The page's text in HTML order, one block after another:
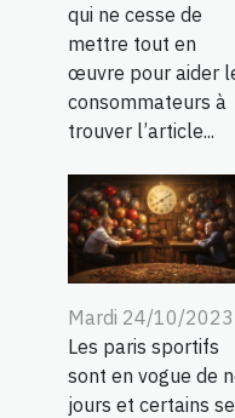
qui ne cesse de
mettre tout en
œuvre pour aider
consommateurs à
trouver l’article...
Mardi 24/10/2023
Les paris sportifs
sont en vogue de
jours et certains se